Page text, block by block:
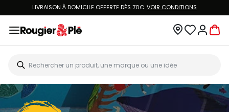
LIVRAISON À DOMICILE OFFERTE DÈS 70€.VOIR CONDITIONS